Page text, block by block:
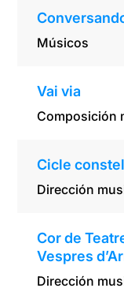
Músicos
Vai via
Composición
Cicle
Dirección
Cor de
Vespres
Dirección